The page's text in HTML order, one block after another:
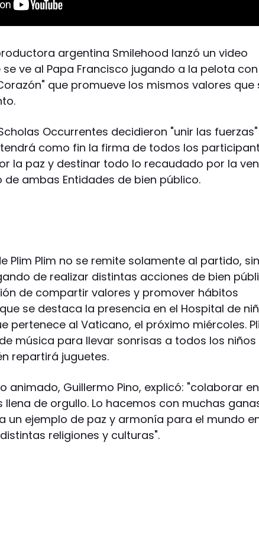
argentina Smilehood lanzó un video
ve al Papa Francisco jugando a la pelota con
que promueve los mismos valores que
Scholas Occurrentes decidieron "unir las
como fin la firma de todos los
la paz y destinar todo lo recaudado por la
ambas Entidades de bien público.
Plim Plim no se remite solamente al partido,
de realizar distintas acciones de bien
de compartir valores y promover hábitos
se destaca la presencia en el Hospital de
pertenece al Vaticano, el próximo miércoles.
música para llevar sonrisas a todos los niños
repartirá juguetes.
animado, Guillermo Pino, explicó: "colaborar en
llena de orgullo. Lo hacemos con muchas
un ejemplo de paz y armonía para el mundo
religiones y culturas".